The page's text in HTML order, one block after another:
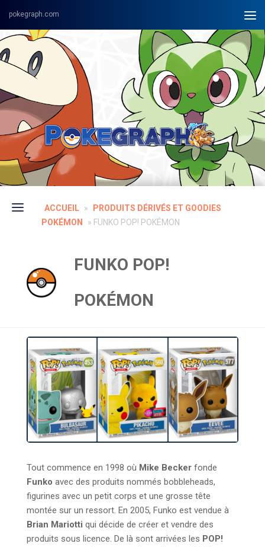
Skip to content
ACCUEIL »
PRODUITS DÉRIVÉS ET GOODIES
POKÉMON
» FUNKO POP! POKÉMON
FUNKO POP!
POKÉMON
Tout commence en 1998 où Mike Becker fonde
Funko avec des produits nommés bobbleheads,
figurines avec un petit corps et une grosse tête
montée sur un ressort. En 2005, Funko est vendue à
Brian Mariotti qui décide de créer et vendre des
produits sous licence. De là sont arrivées les POP!